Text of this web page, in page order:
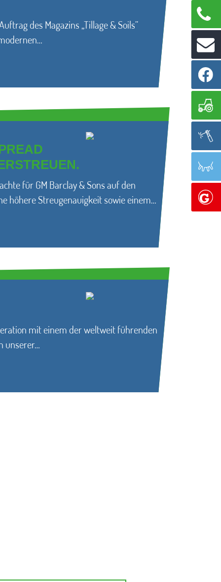
des Magazins „Tillage & Soils”
für GM Barclay & Sons auf den
höhere Streugenauigkeit sowie einem…
mit einem der weltweit führenden
unserer…